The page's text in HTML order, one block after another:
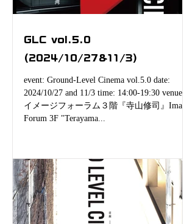
GLC vol.5.0
(2024/10/27&11/3)
event: Ground-Level Cinema vol.5.0 date:
2024/10/27 and 11/3 time: 14:00-19:30 venue:
イメージフォーラム３階『寺山修司』Image
Forum 3F "Terayama...